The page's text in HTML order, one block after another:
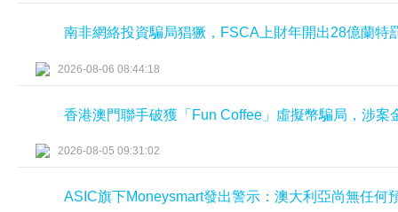
南非網絡投資騙局猖獗，FSCA上財年開出28億蘭特
2026-08-06 08:44:18
香港澳門聯手破獲「Fun Coffee」虛擬幣騙局，涉案
2026-08-05 09:31:02
ASIC旗下Moneysmart發出警示：澳大利亞尚無任何